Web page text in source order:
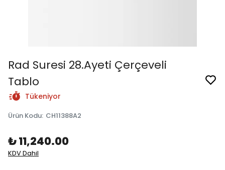
Rad Suresi 28.Ayeti Çerçeveli
Tablo
Tükeniyor
Ürün Kodu: CH11388A2
₺ 11,240.00
KDV Dahil